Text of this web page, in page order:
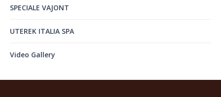
SPECIALE VAJONT
UTEREK ITALIA SPA
Video Gallery